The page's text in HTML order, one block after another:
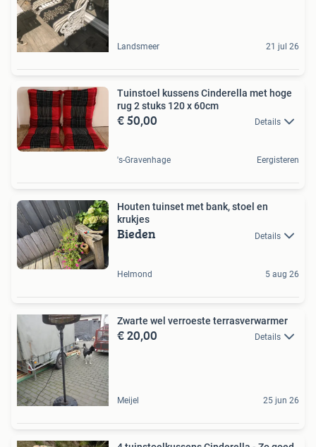
Landsmeer 21 jul 26
Tuinstoel kussens Cinderella met hoge
rug 2 stuks 120 x 60cm
€ 50,00 Details
's-Gravenhage Eergisteren
Houten tuinset met bank, stoel en
krukjes
Bieden Details
Helmond 5 aug 26
Zwarte wel verroeste terrasverwarmer
€ 20,00 Details
Meijel 25 jun 26